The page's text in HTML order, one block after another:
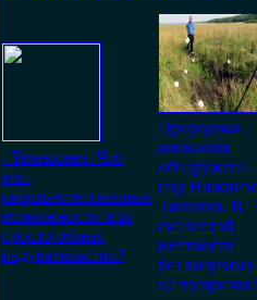
- Телекинез. Что
это:
сверхъестественные
возможности или
просто обман,
надувательство?
Природная
аномалия
обнаружена
под Нижним
Тагилом. В
скалистой
местности
без видимых
на то причин